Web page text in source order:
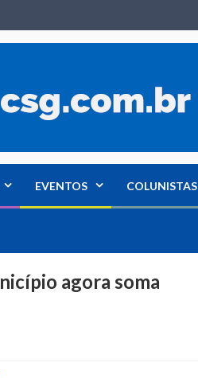
EVENTOS COLUNISTAS
agora soma